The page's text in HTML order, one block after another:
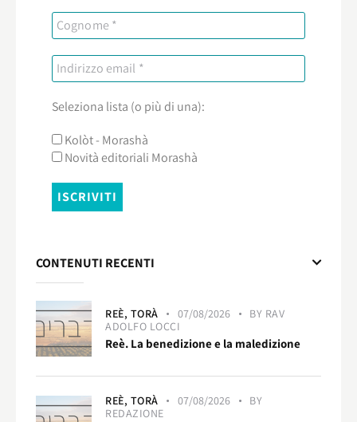
Seleziona lista (o più di una):
Kolòt - Morashà
Novità editoriali Morashà
CONTENUTI RECENTI
REÈ, TORÀ 07/08/2026 BY RAV
ADOLFO LOCCI
Reè. La benedizione e la maledizione
REÈ, TORÀ 07/08/2026
BY
REDAZIONE